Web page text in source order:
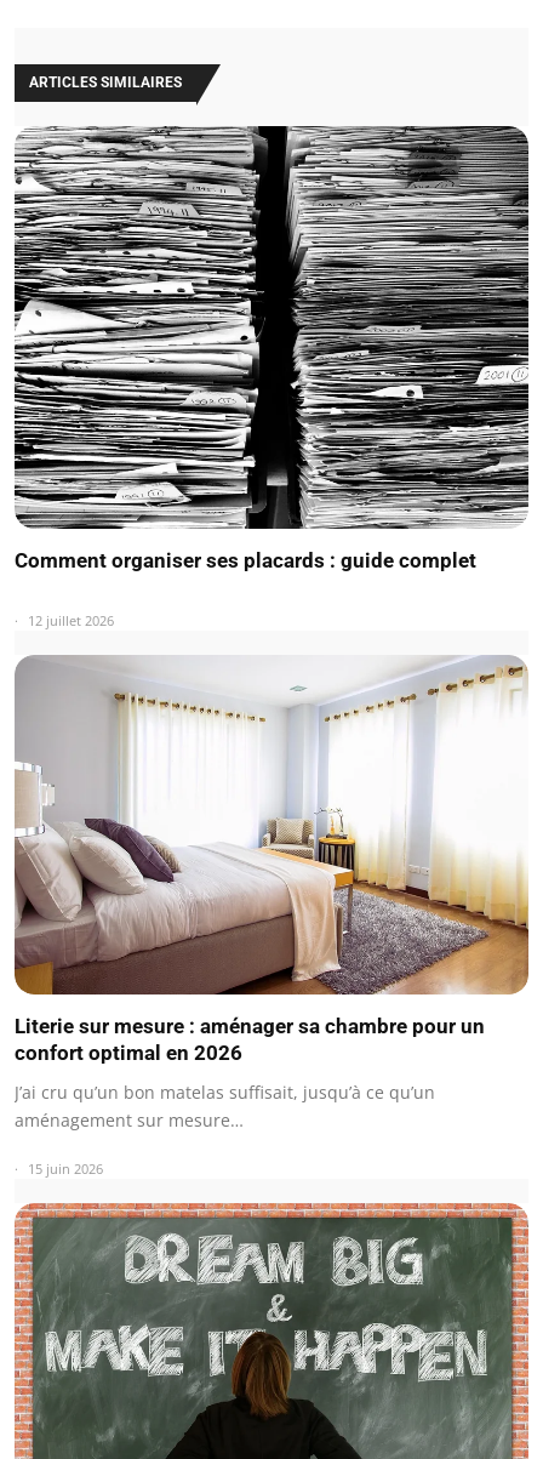
ARTICLES SIMILAIRES
Comment organiser ses placards : guide complet
12 juillet 2026
Literie sur mesure : aménager sa chambre pour un
confort optimal en 2026
J’ai cru qu’un bon matelas suffisait, jusqu’à ce qu’un
aménagement sur mesure…
15 juin 2026